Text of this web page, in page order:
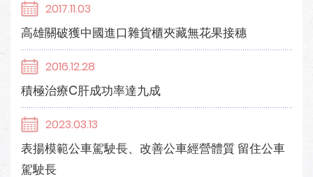
2017.11.03
高雄關破獲中國進口雜貨櫃夾藏無花果接穗
2016.12.28
積極治療C肝成功率達九成
2023.03.13
表揚模範公車駕駛長、改善公車經營體質 留住公車
駕駛長